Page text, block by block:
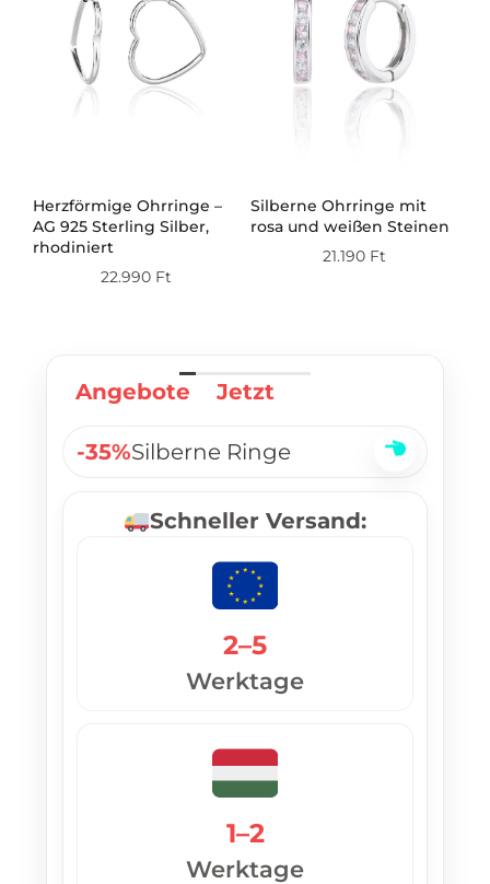
Herzförmige Ohrringe –
AG 925 Sterling Silber,
rhodiniert
22.990 Ft
Silberne Ohrringe mit
rosa und weißen Steinen
21.190 Ft
Angebote Jetzt
-35%Silberne Ringe
Schneller Versand:
1–2
Werktage
2–5
Werktage